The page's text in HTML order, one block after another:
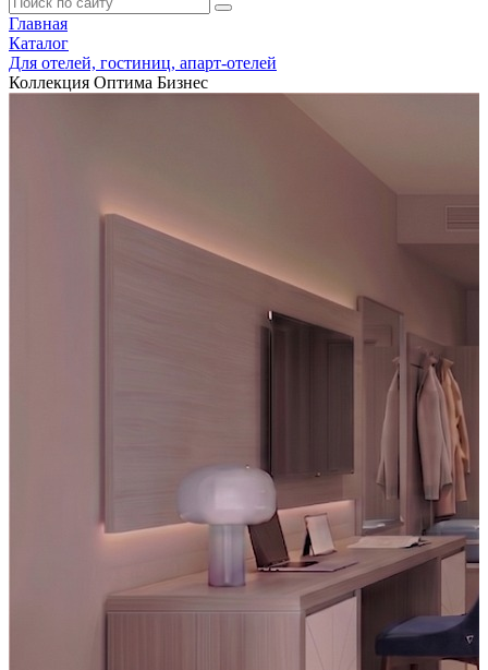
Главная
Каталог
Для отелей, гостиниц, апарт-отелей
Коллекция Оптима Бизнес